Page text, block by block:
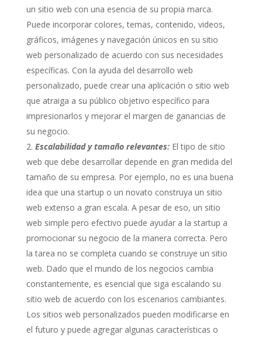
un sitio web con una esencia de su propia marca.
Puede incorporar colores, temas, contenido, videos,
gráficos, imágenes y navegación únicos en su sitio
web personalizado de acuerdo con sus necesidades
específicas. Con la ayuda del desarrollo web
personalizado, puede crear una aplicación o sitio web
que atraiga a su público objetivo específico para
impresionarlos y mejorar el margen de ganancias de
su negocio.
Escalabilidad y tamaño relevantes: El tipo de sitio
web que debe desarrollar depende en gran medida del
tamaño de su empresa. Por ejemplo, no es una buena
idea que una startup o un novato construya un sitio
web extenso a gran escala. A pesar de eso, un sitio
web simple pero efectivo puede ayudar a la startup a
promocionar su negocio de la manera correcta. Pero
la tarea no se completa cuando se construye un sitio
web. Dado que el mundo de los negocios cambia
constantemente, es esencial que siga escalando su
sitio web de acuerdo con los escenarios cambiantes.
Los sitios web personalizados pueden modificarse en
el futuro y puede agregar algunas características o